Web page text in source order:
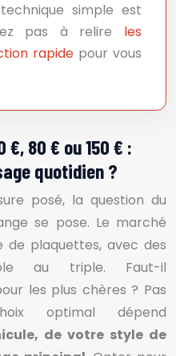
simple est
pas à relire les
rapide pour vous
80 € ou 150 € :
quotidien ?
posé, la question du
se pose. Le marché
de plaquettes, avec des
au triple. Faut-il
les plus chères ? Pas
optimal dépend
de votre style de